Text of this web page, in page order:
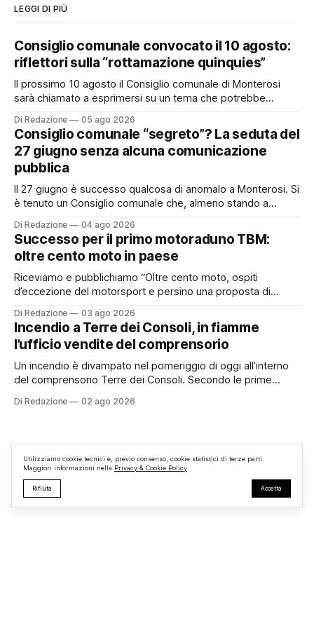
LEGGI DI PIÙ
Consiglio comunale convocato il 10 agosto:
riflettori sulla “rottamazione quinquies”
Il prossimo 10 agosto il Consiglio comunale di Monterosi
sarà chiamato a esprimersi su un tema che potrebbe
possibile adesione del Comune alla cosiddetta
“rottamazione quinquies” dei carichi affidati all’Agente della
Riscossione. Prima, però, c’è un tema politico che merita
Di Redazione 05 ago 2026
Consiglio comunale “segreto”? La seduta del
27 giugno senza alcuna comunicazione
pubblica
Il 27 giugno è successo qualcosa di anomalo a Monterosi. Si
è tenuto un Consiglio comunale che, almeno stando a
pubblicamente comunicato ai cittadini attraverso l’Albo
Pretorio. Un’anomalia che merita spiegazioni. Il Consiglio
comunale è, per sua natura, un’assemblea
Di Redazione 04 ago 2026
Successo per il primo motoraduno TBM:
oltre cento moto in paese
Riceviamo e pubblichiamo “Oltre cento moto, ospiti
d’eccezione del motorsport e persino una proposta di
organizzato da TBM a Monterosi, un evento che ha
superato le aspettative degli organizzatori richiamando
appassionati delle due ruote da tutto il Lazio e dalle regioni
limitrofe. Per
Di Redazione 03 ago 2026
Incendio a Terre dei Consoli, in fiamme
l’ufficio vendite del comprensorio
Un incendio è divampato nel pomeriggio di oggi all’interno
del comprensorio Terre dei Consoli. Secondo le prime
struttura adibita a ufficio vendite. Sul posto sono intervenuti
Di Redazione 02 ago 2026
Utilizziamo cookie tecnici e, previo consenso, cookie statistici di terze parti.
Maggiori informazioni nella Privacy & Cookie Policy
Rifiuta Accetta